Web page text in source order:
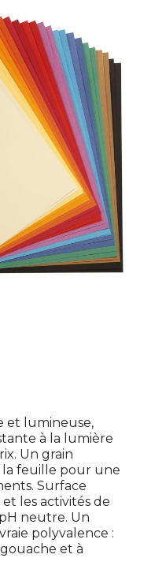
et lumineuse,
à la lumière
Un grain
feuille pour une
Surface
les activités de
pH neutre. Un
polyvalence :
et à